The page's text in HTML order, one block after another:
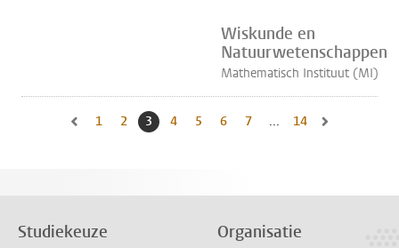
Wiskunde en
Natuurwetenschappen
Mathematisch Instituut (MI)
Naar vorige pagina, pagina 2
Naar pagina
1 Naar pagina
2 Huidige pagina, pagina
3 Naar pagina
4 Naar pagina
5 Naar pagina
6 Naar pagina
7 ... Naar laatste
14
Studiekeuze Organisatie